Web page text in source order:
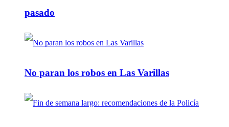
pasado
No paran los robos en Las Varillas